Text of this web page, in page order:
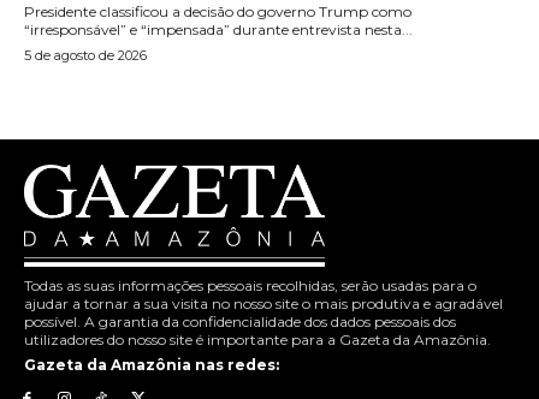
Presidente classificou a decisão do governo Trump como
“irresponsável” e “impensada” durante entrevista nesta...
5 de agosto de 2026
Todas as suas informações pessoais recolhidas, serão usadas para o
ajudar a tornar a sua visita no nosso site o mais produtiva e agradável
possível. A garantia da confidencialidade dos dados pessoais dos
utilizadores do nosso site é importante para a Gazeta da Amazônia.
Gazeta da Amazônia nas redes: